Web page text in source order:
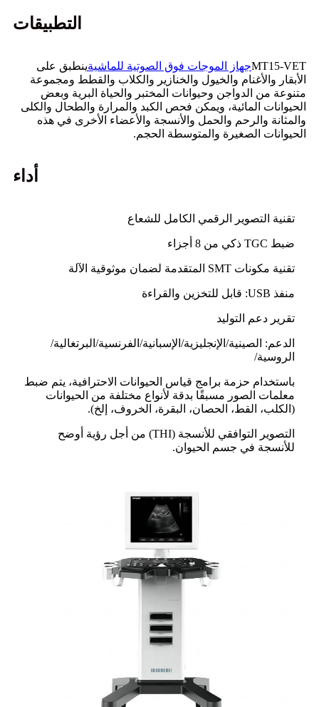
التطبيقات
MT15-VETجهاز الموجات فوق الصوتية للماشيةينطبق على
الأبقار والأغنام والخيول والخنازير والكلاب والقطط ومجموعة
متنوعة من الدواجن وحيوانات المختبر والحياة البرية وبعض
الحيوانات المائية، ويمكن فحص الكبد والمرارة والطحال والكلى
والمثانة والرحم والحمل والأنسجة والأعضاء الأخرى في هذه
الحيوانات الصغيرة والمتوسطة الحجم.
أداء
تقنية التصوير الرقمي الكامل للشعاع
ضبط TGC ذكي من 8 أجزاء
تقنية مكونات SMT المتقدمة لضمان موثوقية الآلة
منفذ USB: قابل للتخزين والقراءة
تقرير دعم التوليد
الدعم: الصينية/الإنجليزية/الإسبانية/الفرنسية/البرتغالية/
الروسية/
باستخدام حزمة برامج قياس الحيوانات الاحترافية، يتم ضبط
معلمات الصور مسبقًا بدقة لأنواع مختلفة من الحيوانات
(الكلب، القط، الحصان، البقرة، الخروف، إلخ).
التصوير التوافقي للأنسجة (THI) من أجل رؤية أوضح
للأنسجة في جسم الحيوان.